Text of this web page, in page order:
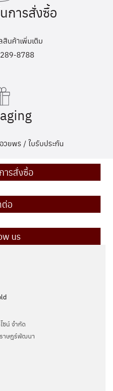
การสั่งซื้อ
นค้าเพิ่มเติม
8788
วยพร / ใบรับประกัน
ารสั่งซื้อ
อ
us
ซน์ จำกัด
าษฎร์พัฒนา